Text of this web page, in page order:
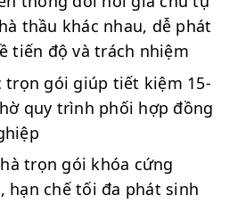
thầu khác nhau, dễ phát
tiến độ và trách nhiệm
trọn gói giúp tiết kiệm 15-
quy trình phối hợp đồng
trọn gói khóa cứng
hạn chế tối đa phát sinh